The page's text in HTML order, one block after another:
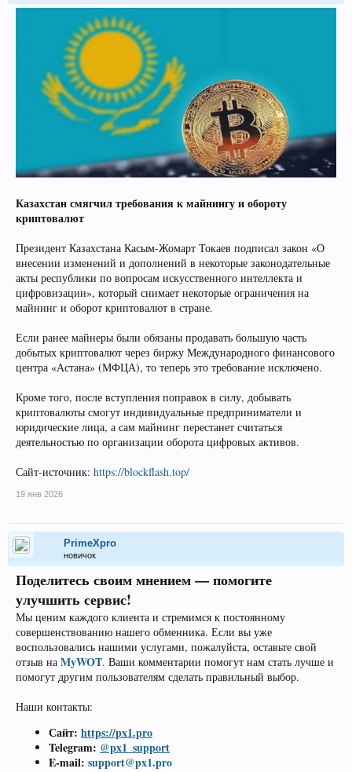
Казахстан смягчил требования к майнингу и обороту
криптовалют
Президент Казахстана Касым-Жомарт Токаев подписал закон «О
внесении изменений и дополнений в некоторые законодательные
акты республики по вопросам искусственного интеллекта и
цифровизации», который снимает некоторые ограничения на
майнинг и оборот криптовалют в стране.
Если ранее майнеры были обязаны продавать большую часть
добытых криптовалют через биржу Международного финансового
центра «Астана» (МФЦА), то теперь это требование исключено.
Кроме того, после вступления поправок в силу, добывать
криптовалюты смогут индивидуальные предприниматели и
юридические лица, а сам майнинг перестанет считаться
деятельностью по организации оборота цифровых активов.
Сайт-источник: https://blockflash.top/
19 янв 2026
PrimeXpro
новичок
Поделитесь своим мнением — помогите
улучшить сервис!
Мы ценим каждого клиента и стремимся к постоянному
совершенствованию нашего обменника. Если вы уже
воспользовались нашими услугами, пожалуйста, оставьте свой
отзыв на MyWOT. Ваши комментарии помогут нам стать лучше и
помогут другим пользователям сделать правильный выбор.
Наши контакты:
Сайт: https://px1.pro
Telegram: @px1_support
E-mail: support@px1.pro